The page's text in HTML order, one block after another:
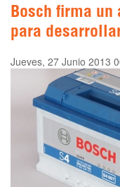
Bosch firma un
para
Jueves, 27 Junio 2013